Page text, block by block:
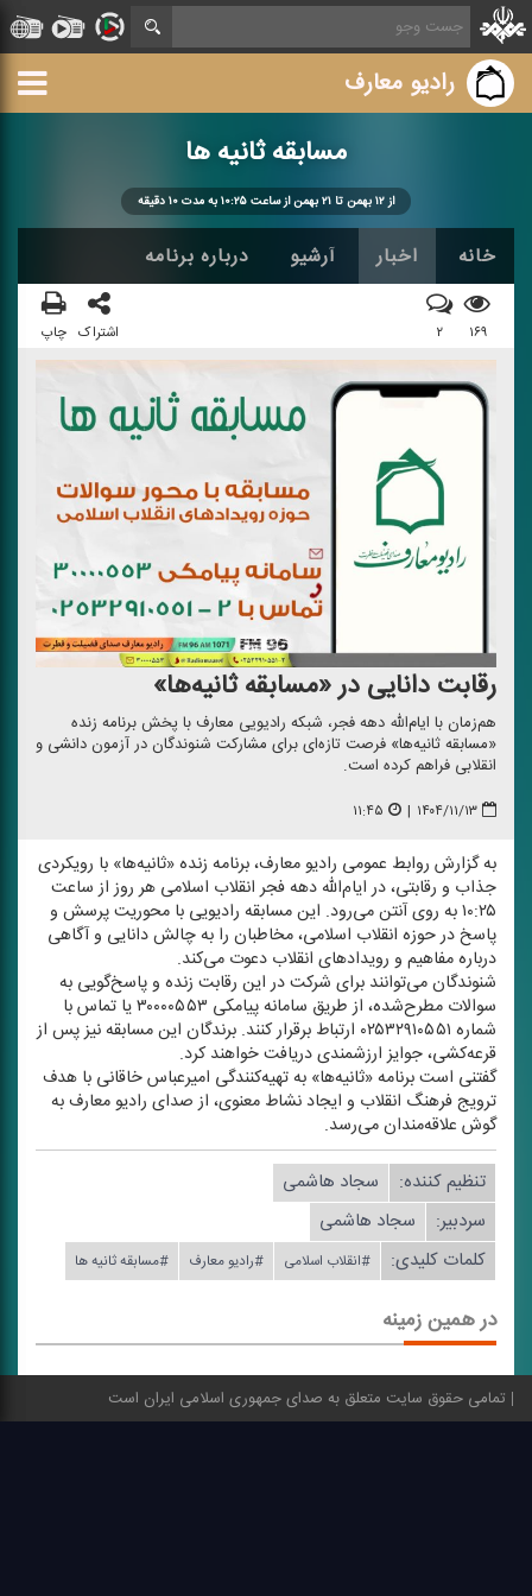
رادیو معارف
مسابقه ثانیه ها
از ۱۲ بهمن تا ۲۱ بهمن از ساعت ۱۰:۲۵ به مدت ۱۰ دقیقه
خانه اخبار آرشیو درباره برنامه
۱۶۹ ۲ اشتراک چاپ
رقابت دانایی در «مسابقه ثانیه‌ها»
هم‌زمان با ایام‌الله دهه فجر، شبكه رادیویی معارف با پخش برنامه زنده
«مسابقه ثانیه‌ها» فرصت تازه‌ای برای مشاركت شنوندگان در آزمون دانشی و
انقلابی فراهم كرده است.
۱۴۰۴/۱۱/۱۳ | ۱۱:۴۵
به گزارش روابط عمومی رادیو معارف، برنامه زنده «ثانیه‌ها» با رویكردی
جذاب و رقابتی، در ایام‌الله دهه فجر انقلاب اسلامی هر روز از ساعت
۱۰:۲۵ به روی آنتن می‌رود. این مسابقه رادیویی با محوریت پرسش و
پاسخ در حوزه انقلاب اسلامی، مخاطبان را به چالش دانایی و آگاهی
درباره مفاهیم و رویدادهای انقلاب دعوت می‌كند.
شنوندگان می‌توانند برای شركت در این رقابت زنده و پاسخ‌گویی به
سوالات مطرح‌شده، از طریق سامانه پیامكی ۳۰۰۰۰۵۵۳ یا تماس با
شماره ۰۲۵۳۲۹۱۰۵۵۱ ارتباط برقرار كنند. برندگان این مسابقه نیز پس از
قرعه‌كشی، جوایز ارزشمندی دریافت خواهند كرد.
گفتنی است برنامه «ثانیه‌ها» به تهیه‌كنندگی امیرعباس خاقانی با هدف
ترویج فرهنگ انقلاب و ایجاد نشاط معنوی، از صدای رادیو معارف به
گوش علاقه‌مندان می‌رسد.
تنظیم كننده:
سجاد هاشمی
سردبیر:
سجاد هاشمی
کلمات کلیدی:
#انقلاب اسلامی #رادیو معارف #مسابقه ثانیه ها
در همین زمینه
تمامی حقوق سایت متعلق به صدای جمهوری اسلامی ایران است